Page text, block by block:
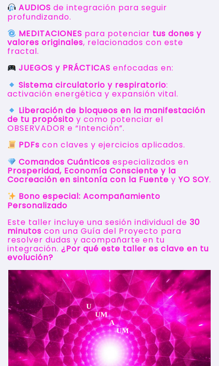
AUDIOS de integración para seguir
profundizando.
MEDITACIONES para potenciar tus dones y
valores originales, relacionados con este
fractal.
JUEGOS y PRÁCTICAS enfocadas en:
Sistema circulatorio y respiratorio:
activación energética y expansión vital.
Liberación de bloqueos en la manifestación
de tu propósito y como potenciar el
OBSERVADOR e “Intención”.
PDFs con claves y ejercicios aplicados.
Comandos Cuánticos especializados en
Prosperidad, Economía Consciente y la
Cocreación en sintonía con la Fuente y YO SOY.
Bono especial: Acompañamiento
Personalizado
Este taller incluye una sesión individual de 30
minutos con una Guía del Proyecto para
resolver dudas y acompañarte en tu
integración. ¿Por qué este taller es clave en tu
evolución?